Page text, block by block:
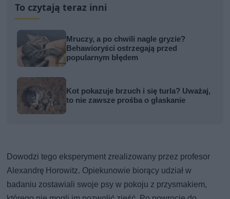
To czytają teraz inni
Mruczy, a po chwili nagle gryzie?
Behawioryści ostrzegają przed
popularnym błędem
Kot pokazuje brzuch i się turla? Uważaj,
to nie zawsze prośba o głaskanie
Dowodzi tego eksperyment zrealizowany przez profesor
Alexandrę Horowitz. Opiekunowie biorący udział w
badaniu zostawiali swoje psy w pokoju z przysmakiem,